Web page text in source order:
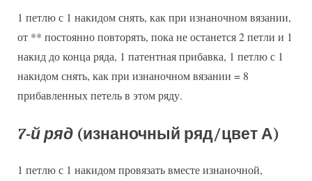
1 петлю с 1 накидом снять, как при изнаночном вязании,
от ** постоянно повторять, пока не останется 2 петли и 1
накид до конца ряда, 1 патентная прибавка, 1 петлю с 1
накидом снять, как при изнаночном вязании = 8
прибавленных петель в этом ряду.
7-й ряд (изнаночный ряд/цвет А)
1 петлю с 1 накидом провязать вместе изнаночной,